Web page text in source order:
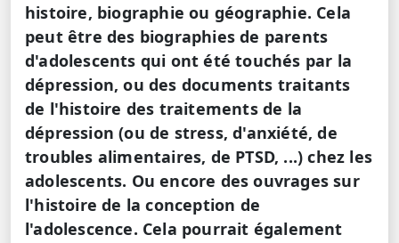
histoire, biographie ou géographie. Cela
peut être des biographies de parents
d'adolescents qui ont été touchés par la
dépression, ou des documents traitants
de l'histoire des traitements de la
dépression (ou de stress, d'anxiété, de
troubles alimentaires, de PTSD, ...) chez les
adolescents. Ou encore des ouvrages sur
l'histoire de la conception de
l'adolescence. Cela pourrait également